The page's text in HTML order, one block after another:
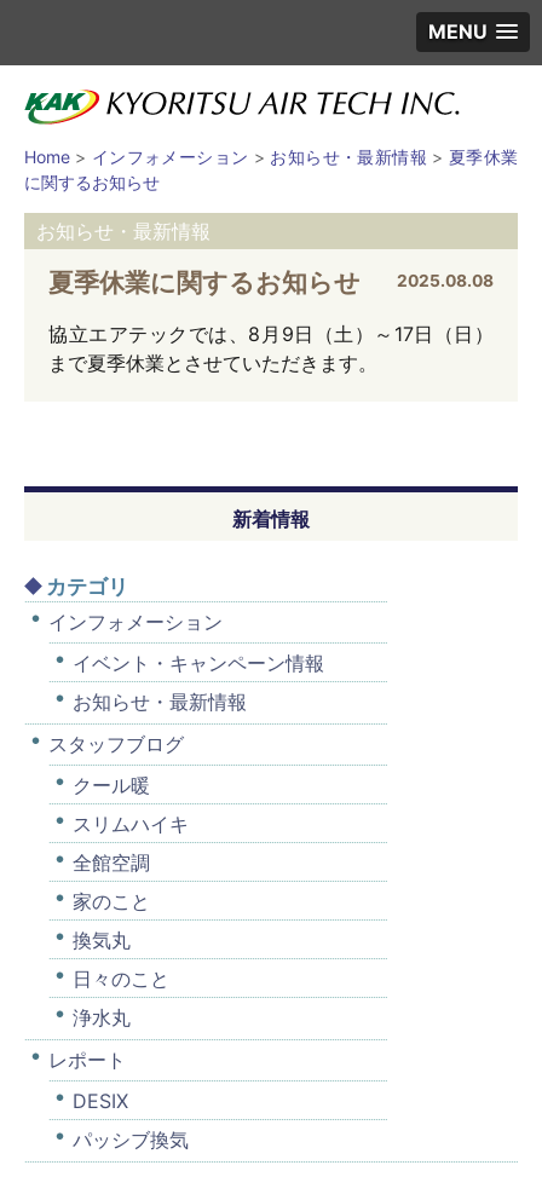
MENU
Home > インフォメーション > お知らせ・最新情報 > 夏季休業
に関するお知らせ
お知らせ・最新情報
夏季休業に関するお知らせ 2025.08.08
協立エアテックでは、8月9日（土）～17日（日）
まで夏季休業とさせていただきます。
新着情報
カテゴリ
インフォメーション
イベント・キャンペーン情報
お知らせ・最新情報
スタッフブログ
クール暖
スリムハイキ
全館空調
家のこと
換気丸
日々のこと
浄水丸
レポート
DESIX
パッシブ換気